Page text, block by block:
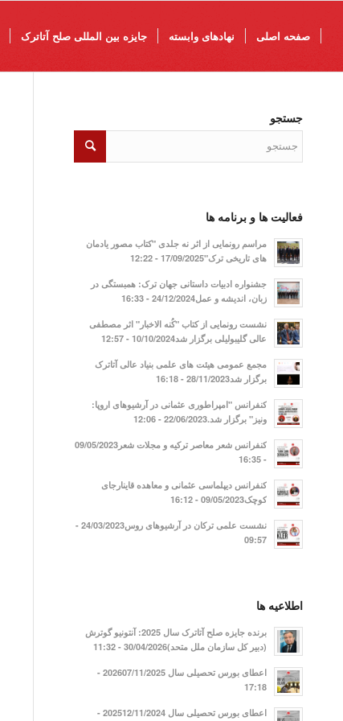
صفحه اصلی نهادهای وابسته جایزه بین المللی صلح آتاترک
جستجو
فعالیت ها و برنامه ها
مراسم رونمایی از اثر نه جلدی "کتاب مصور یادمان
های تاریخی ترک"17/09/2025 - 12:22
جشنواره ادبیات داستانی جهان ترک: همبستگی در
زبان، اندیشه و عمل24/12/2024 - 16:33
نشست رونمایی از کتاب "کُنه الاخبار" اثر مصطفی
عالی گلیبولیلی برگزار شد10/10/2024 - 12:57
مجمع عمومی هیئت های علمی بنیاد عالی آتاترک
برگزار شد28/11/2023 - 16:18
کنفرانس "امپراطوری عثمانی در آرشیوهای اروپا:
ونیز" برگزار شد.22/06/2023 - 12:06
کنفرانس شعر معاصر ترکیه و مجلات شعر09/05/2023
- 16:35
کنفرانس دیپلماسی عثمانی و معاهده قاینارجای
کوچک09/05/2023 - 16:12
نشست علمی ترکان در آرشیوهای روس24/03/2023 -
09:57
اطلاعیه ها
برنده جایزه صلح آتاترک سال 2025: آنتونیو گوترش
(دبیر کل سازمان ملل متحد)30/04/2026 - 11:32
اعطای بورس تحصیلی سال 202607/11/2025 -
17:18
اعطای بورس تحصیلی سال 202512/11/2024 -